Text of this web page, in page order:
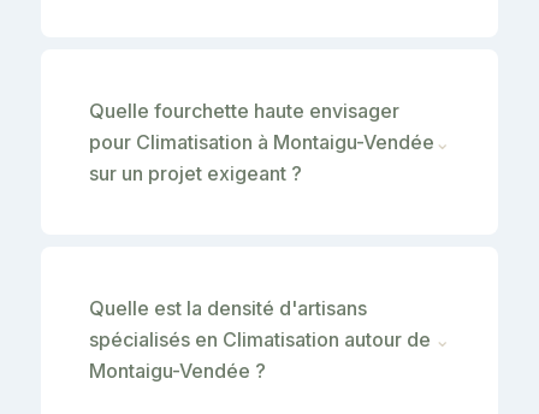
Quelle fourchette haute envisager
pour Climatisation à Montaigu-Vendée
sur un projet exigeant ?
⌄
Quelle est la densité d'artisans
spécialisés en Climatisation autour de
Montaigu-Vendée ?
⌄